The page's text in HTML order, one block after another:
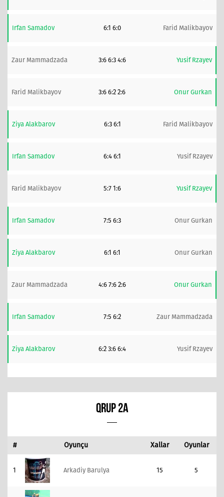
Irfan Samadov 6:1 6:0 Farid Malikbayov
Zaur Mammadzada 3:6 6:3 4:6 Yusif Rzayev
Farid Malikbayov 3:6 6:2 2:6 Onur Gurkan
Ziya Alakbarov 6:3 6:1 Farid Malikbayov
Irfan Samadov 6:4 6:1 Yusif Rzayev
Farid Malikbayov 5:7 1:6 Yusif Rzayev
Irfan Samadov 7:5 6:3 Onur Gurkan
Ziya Alakbarov 6:1 6:1 Onur Gurkan
Zaur Mammadzada 4:6 7:6 2:6 Onur Gurkan
Irfan Samadov 7:5 6:2 Zaur Mammadzada
Ziya Alakbarov 6:2 3:6 6:4 Yusif Rzayev
QRUP 2A
# Oyunçu Xallar Oyunlar
1 Arkadiy Barulya 15 5